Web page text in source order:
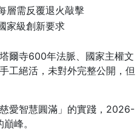
層需反覆退火敲擊
家級創新要求
爾寺600年法脈、國家主權文
工絕活，未對外完整公開，但
愛智慧圓滿」的實踐，2026-
峰。